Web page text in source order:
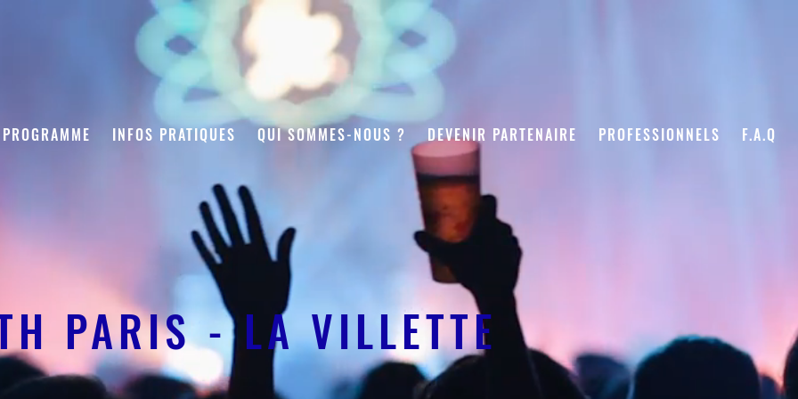
PROGRAMME INFOS PRATIQUES QUI SOMMES-NOUS ? DEVENIR PARTENAIRE PROFESSIONNELS F.A.Q
PARIS - LA VILLETTE